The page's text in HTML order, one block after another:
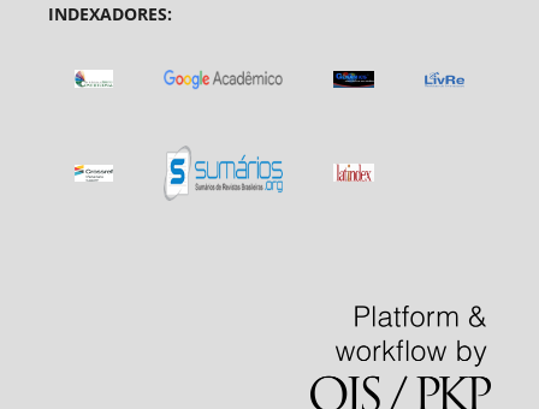
INDEXADORES: